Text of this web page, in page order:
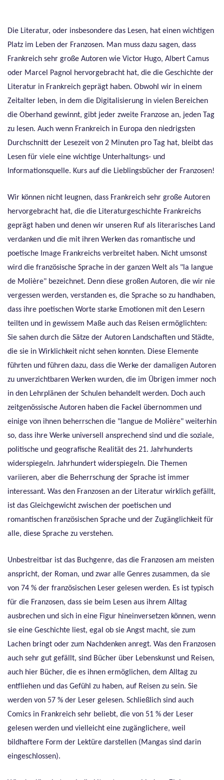
Die Literatur, oder insbesondere das Lesen, hat einen wichtigen
Platz im Leben der Franzosen. Man muss dazu sagen, dass
Frankreich sehr große Autoren wie Victor Hugo, Albert Camus
oder Marcel Pagnol hervorgebracht hat, die die Geschichte der
Literatur in Frankreich geprägt haben. Obwohl wir in einem
Zeitalter leben, in dem die Digitalisierung in vielen Bereichen
die Oberhand gewinnt, gibt jeder zweite Franzose an, jeden Tag
zu lesen. Auch wenn Frankreich in Europa den niedrigsten
Durchschnitt der Lesezeit von 2 Minuten pro Tag hat, bleibt das
Lesen für viele eine wichtige Unterhaltungs- und
Informationsquelle. Kurs auf die Lieblingsbücher der Franzosen!
Wir können nicht leugnen, dass Frankreich sehr große Autoren
hervorgebracht hat, die die Literaturgeschichte Frankreichs
geprägt haben und denen wir unseren Ruf als literarisches Land
verdanken und die mit ihren Werken das romantische und
poetische Image Frankreichs verbreitet haben. Nicht umsonst
wird die französische Sprache in der ganzen Welt als "la langue
de Molière" bezeichnet. Denn diese großen Autoren, die wir nie
vergessen werden, verstanden es, die Sprache so zu handhaben,
dass ihre poetischen Worte starke Emotionen mit den Lesern
teilten und in gewissem Maße auch das Reisen ermöglichten:
Sie sahen durch die Sätze der Autoren Landschaften und Städte,
die sie in Wirklichkeit nicht sehen konnten. Diese Elemente
führten und führen dazu, dass die Werke der damaligen Autoren
zu unverzichtbaren Werken wurden, die im Übrigen immer noch
in den Lehrplänen der Schulen behandelt werden. Doch auch
zeitgenössische Autoren haben die Fackel übernommen und
einige von ihnen beherrschen die "langue de Molière" weiterhin
so, dass ihre Werke universell ansprechend sind und die soziale,
politische und geografische Realität des 21. Jahrhunderts
widerspiegeln. Jahrhundert widerspiegeln. Die Themen
variieren, aber die Beherrschung der Sprache ist immer
interessant. Was den Franzosen an der Literatur wirklich gefällt,
ist das Gleichgewicht zwischen der poetischen und
romantischen französischen Sprache und der Zugänglichkeit für
alle, diese Sprache zu verstehen.
Unbestreitbar ist das Buchgenre, das die Franzosen am meisten
anspricht, der Roman, und zwar alle Genres zusammen, da sie
von 74 % der französischen Leser gelesen werden. Es ist typisch
für die Franzosen, dass sie beim Lesen aus ihrem Alltag
ausbrechen und sich in eine Figur hineinversetzen können, wenn
sie eine Geschichte liest, egal ob sie Angst macht, sie zum
Lachen bringt oder zum Nachdenken anregt. Was den Franzosen
auch sehr gut gefällt, sind Bücher über Lebenskunst und Reisen,
auch hier Bücher, die es ihnen ermöglichen, dem Alltag zu
entfliehen und das Gefühl zu haben, auf Reisen zu sein. Sie
werden von 57 % der Leser gelesen. Schließlich sind auch
Comics in Frankreich sehr beliebt, die von 51 % der Leser
gelesen werden und vielleicht eine zugänglichere, weil
bildhaftere Form der Lektüre darstellen (Mangas sind darin
eingeschlossen).